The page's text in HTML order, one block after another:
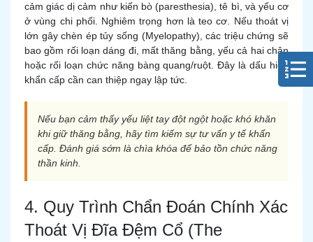
cảm giác dị cảm như kiến bò (paresthesia), tê bì, và yếu cơ
ở vùng chi phối. Nghiêm trọng hơn là teo cơ. Nếu thoát vị
lớn gây chèn ép tủy sống (Myelopathy), các triệu chứng sẽ
bao gồm rối loạn dáng đi, mất thăng bằng, yếu cả hai chân
hoặc rối loạn chức năng bàng quang/ruột. Đây là dấu hiệu
khẩn cấp cần can thiệp ngay lập tức.
Nếu bạn cảm thấy yếu liệt tay đột ngột hoặc khó khăn
khi giữ thăng bằng, hãy tìm kiếm sự tư vấn y tế khẩn
cấp. Đánh giá sớm là chìa khóa để bảo tồn chức năng
thần kinh.
4. Quy Trình Chẩn Đoán Chính Xác
Thoát Vị Đĩa Đệm Cổ (The